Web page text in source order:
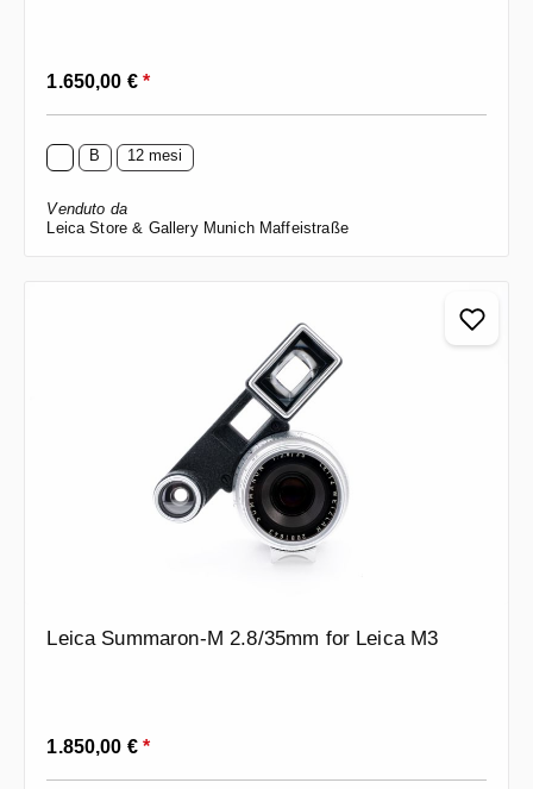
Prezzo normale:
1.650,00 €*
B 12 mesi
Venduto da
Leica Store & Gallery Munich Maffeistraße
Leica Summaron-M 2.8/35mm for Leica M3
Prezzo normale:
1.850,00 €*